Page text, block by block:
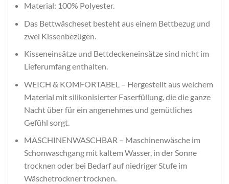
Material: 100% Polyester.
Das Bettwäscheset besteht aus einem Bettbezug und
zwei Kissenbezügen.
Kisseneinsätze und Bettdeckeneinsätze sind nicht im
Lieferumfang enthalten.
WEICH & KOMFORTABEL – Hergestellt aus weichem
Material mit silikonisierter Faserfüllung, die die ganze
Nacht über für ein angenehmes und gemütliches
Gefühl sorgt.
MASCHINENWASCHBAR – Maschinenwäsche im
Schonwaschgang mit kaltem Wasser, in der Sonne
trocknen oder bei Bedarf auf niedriger Stufe im
Wäschetrockner trocknen.